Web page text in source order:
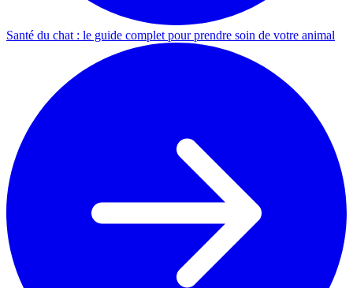
Santé du chat : le guide complet pour prendre soin de votre animal